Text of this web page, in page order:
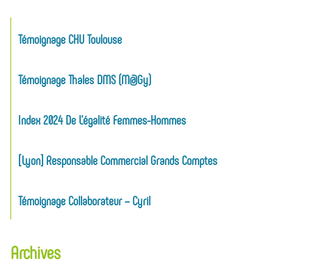
Témoignage CHU Toulouse
Témoignage Thales DMS (M@gy)
Index 2024 De L’égalité Femmes-Hommes
[Lyon] Responsable Commercial Grands Comptes
Témoignage Collaborateur – Cyril
Archives